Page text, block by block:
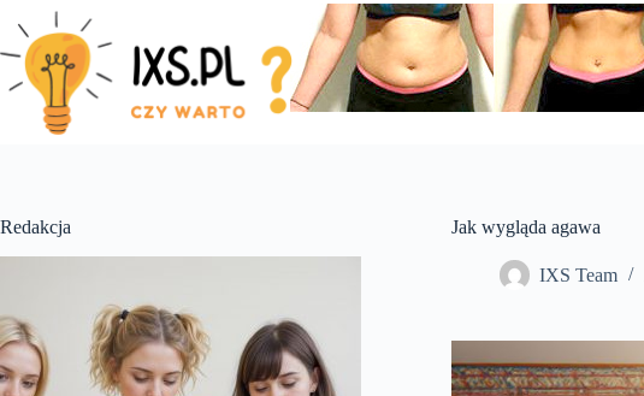
content
Jak wygląda agawa
IXS Team
Redakcja